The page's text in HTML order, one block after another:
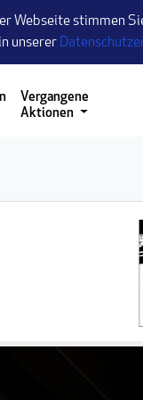
Webseite stimmen
unserer
Vergangene
Aktionen